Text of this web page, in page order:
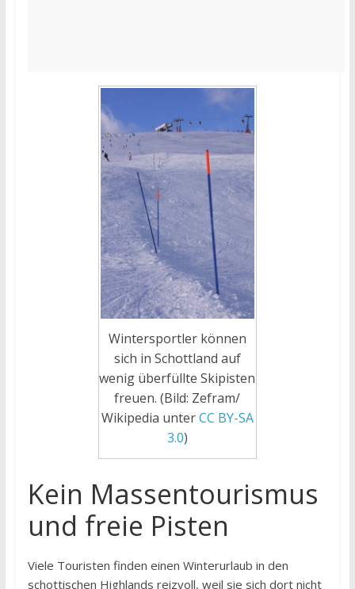
Wintersportler können
sich in Schottland auf
wenig überfüllte Skipisten
freuen. (Bild: Zefram/
Wikipedia unterCC BY-SA
3.0)
Kein Massentourismus
und freie Pisten
Viele Touristen finden einen Winterurlaub in den
schottischen Highlands reizvoll, weil sie sich dort nicht